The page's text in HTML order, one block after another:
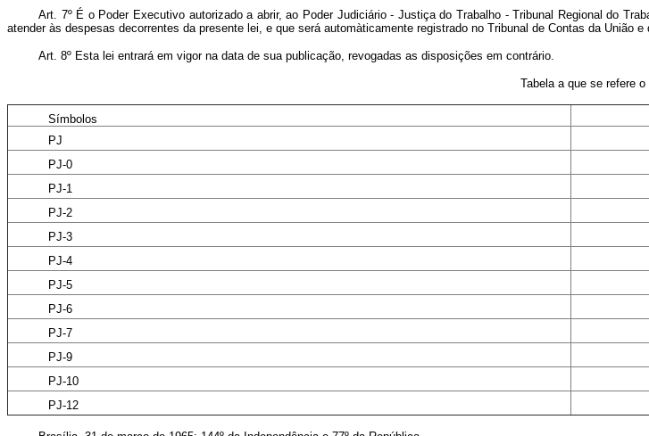
Art. 7º É o Poder Executivo autorizado a abrir, ao Poder Judiciário - Justiça do Trabalho - Tribunal Regional do
atender às despesas decorrentes da presente lei, e que será automàticamente registrado no Tribunal de Contas da União e
Art. 8º Esta lei entrará em vigor na data de sua publicação, revogadas as disposições em contrário.
Tabela a que se refere o
Símbolos
PJ
PJ-0
PJ-1
PJ-2
PJ-3
PJ-4
PJ-5
PJ-6
PJ-7
PJ-9
PJ-10
PJ-12